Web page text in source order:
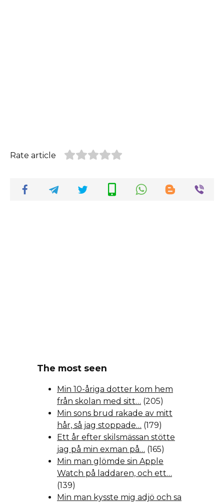
Rate article
The most seen
Min 10-åriga dotter kom hem
från skolan med sitt… (205)
Min sons brud rakade av mitt
hår, så jag stoppade… (179)
Ett år efter skilsmässan stötte
jag på min exman på… (165)
Min man glömde sin Apple
Watch på laddaren, och ett…
(139)
Min man kysste mig adjö och sa